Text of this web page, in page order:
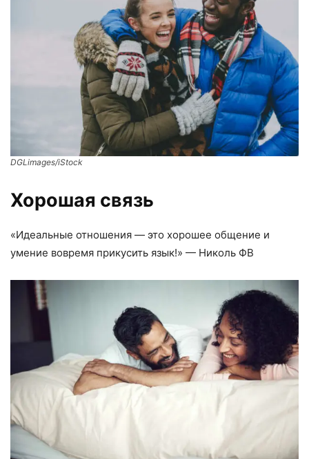
DGLimages/iStock
Хорошая связь
«Идеальные отношения — это хорошее общение и
умение вовремя прикусить язык!» — Николь ФВ